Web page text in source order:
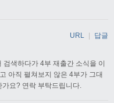
색하다가 4부 재출간 소식을 이
아직 펼쳐보지 않은 4부가 그대
요? 연락 부탁드립니다.
URL 답글